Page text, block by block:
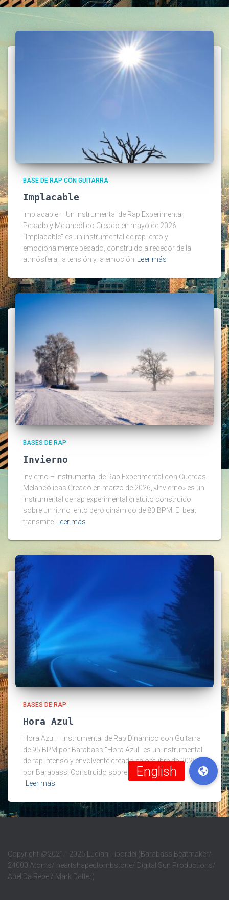
BASE DE RAP CON GUITARRA
Implacable
Implacable – Un Instrumental de Rap Experimental,
Pesado y Melancólico Creado en mayo de 2026,
“Implacable” es un instrumental de rap lento y
emocionalmente pesado, construido alrededor de la
atmósfera, la tensión y la emoción
Leer más
BASES DE RAP
Invierno
Invierno – Instrumental de Rap Experimental con Cuerdas
Melancólicas Creado en marzo de 2026, «Invierno» es un
instrumental de rap experimental gratuito construido
sobre un ritmo lento pero dinámico de 80 BPM. El beat
transmite
Leer más
BASES DE RAP
Hora Azul
Hora Azul – Instrumental de Rap Dinámico con Guitarra
de 95 BPM por Barabass “Hora Azul” es un instrumental
de rap intenso y envolvente creado en octubre de 2025
por Barabass. Construido sobre una poderosa
Leer más
Copyright ©2021 - 2025 Lucian Tipordei (Barabass Beatmaker/
24000 Atoms/ heartshapedtombstone/ Digital Sun Productions/
Abel Da Rebel/ Mark Datter)